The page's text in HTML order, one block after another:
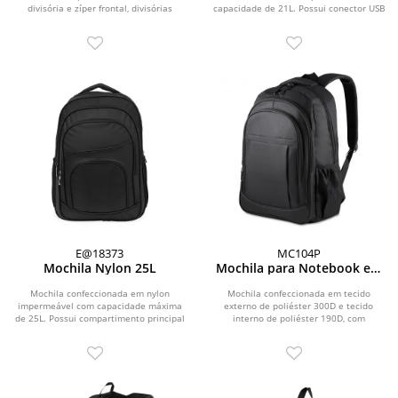
divisória e zíper frontal, divisórias
capacidade de 21L. Possui conector USB
E@18373
Mochila Nylon 25L
Mochila confeccionada em nylon
impermeável com capacidade máxima
de 25L. Possui compartimento principal
MC104P
Mochila para Notebook em
Mochila confeccionada em tecido
externo de poliéster 300D e tecido
interno de poliéster 190D, com